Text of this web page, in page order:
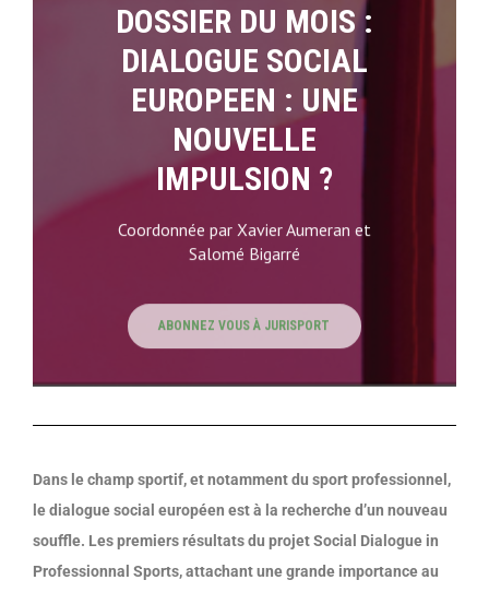
DOSSIER DU MOIS :
DIALOGUE SOCIAL
EUROPEEN : UNE
NOUVELLE
IMPULSION ?
Coordonnée par Xavier Aumeran et
Salomé Bigarré
Dans le champ sportif, et notamment du sport professionnel,
le dialogue social européen est à la recherche d’un nouveau
souffle. Les premiers résultats du projet Social Dialogue in
Professionnal Sports, attachant une grande importance au